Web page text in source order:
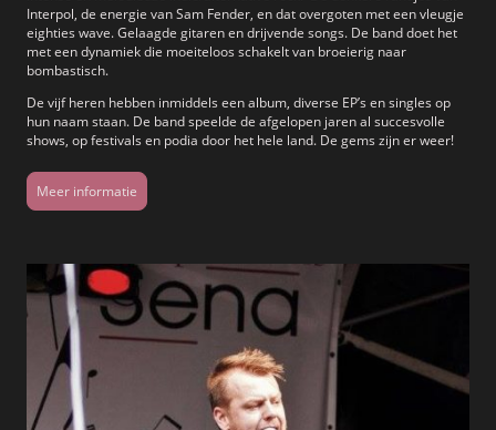
Interpol, de energie van Sam Fender, en dat overgoten met een vleugje
eighties wave. Gelaagde gitaren en drijvende songs. De band doet het
met een dynamiek die moeiteloos schakelt van broeierig naar
bombastisch.
De vijf heren hebben inmiddels een album, diverse EP’s en singles op
hun naam staan. De band speelde de afgelopen jaren al succesvolle
shows, op festivals en podia door het hele land. De gems zijn er weer!
Meer informatie